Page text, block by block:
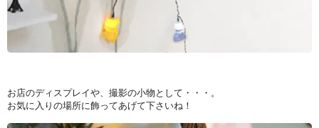
お店のディスプレイや、撮影の小物として・・・。
お気に入りの場所に飾ってあげて下さいね！